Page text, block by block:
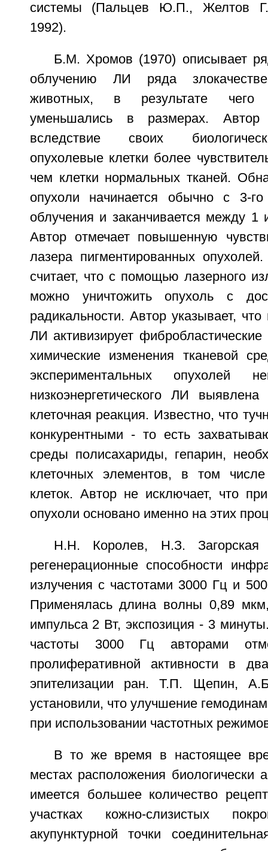
системы (Пальцев Ю.П., Желтов
1992).
Б.М. Хромов (1970) описывает
облучению ЛИ ряда
животных, в результате чего
уменьшались в размерах. Автор
вследствие своих
опухолевые клетки более
чем клетки нормальных тканей.
опухоли начинается обычно с 3-
облучения и заканчивается между
Автор отмечает повышенную
лазера пигментированных
считает, что с помощью лазерного
можно уничтожить опухоль с
радикальности. Автор указывает, что
ЛИ активизирует
химические изменения тканевой
экспериментальных опухолей
низкоэнергетического ЛИ
клеточная реакция. Известно, что
конкурентными - то есть
среды полисахариды, гепарин,
клеточных элементов, в том
клеток. Автор не исключает, что
опухоли основано именно на этих
Н.Н. Королев, Н.З. Загорская
регенерационные способности
излучения с частотами 3000 Гц и
Применялась длина волны 0,89
импульса 2 Вт, экспозиция - 3
частоты 3000 Гц авторами
пролиферативной активности в
эпителизации ран. Т.П. Щепин,
установили, что улучшение
при использовании частотных
В то же время в настоящее
местах расположения биологически
имеется большее количество
участках кожно-слизистых
акупунктурной точки